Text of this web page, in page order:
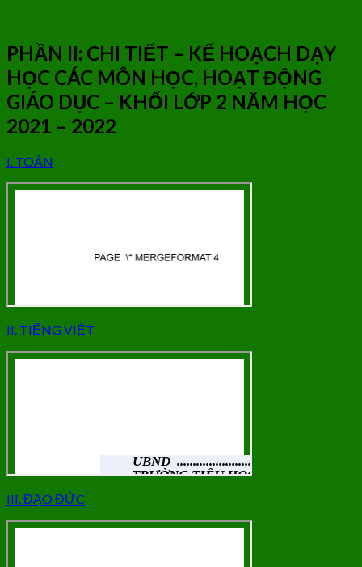
PHẦN II: CHI TIẾT – KẾ HOẠCH DẠY
HỌC CÁC MÔN HỌC, HOẠT ĐỘNG
GIÁO DỤC – KHỐI LỚP 2 NĂM HỌC
2021 – 2022
I. TOÁN
II. TIẾNG VIỆT
III. ĐẠO ĐỨC